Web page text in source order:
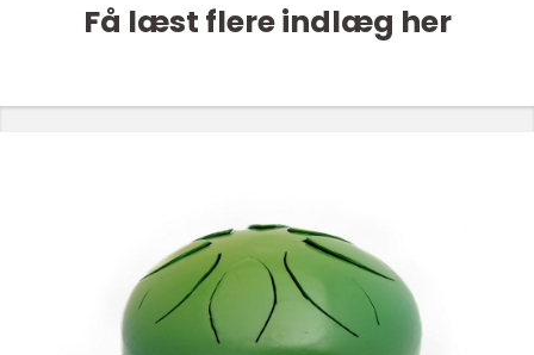
Få læst flere indlæg her